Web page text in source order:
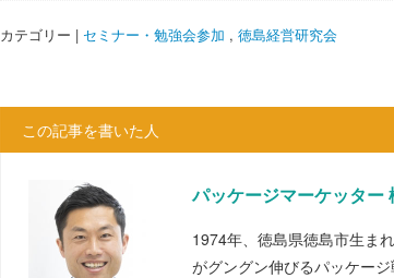
カテゴリー | セミナー・勉強会参加 , 徳島経営研究会
この記事を書いた人
パッケージマーケッター
1974年、徳島県徳島市生ま
がグングン伸びるパッケー